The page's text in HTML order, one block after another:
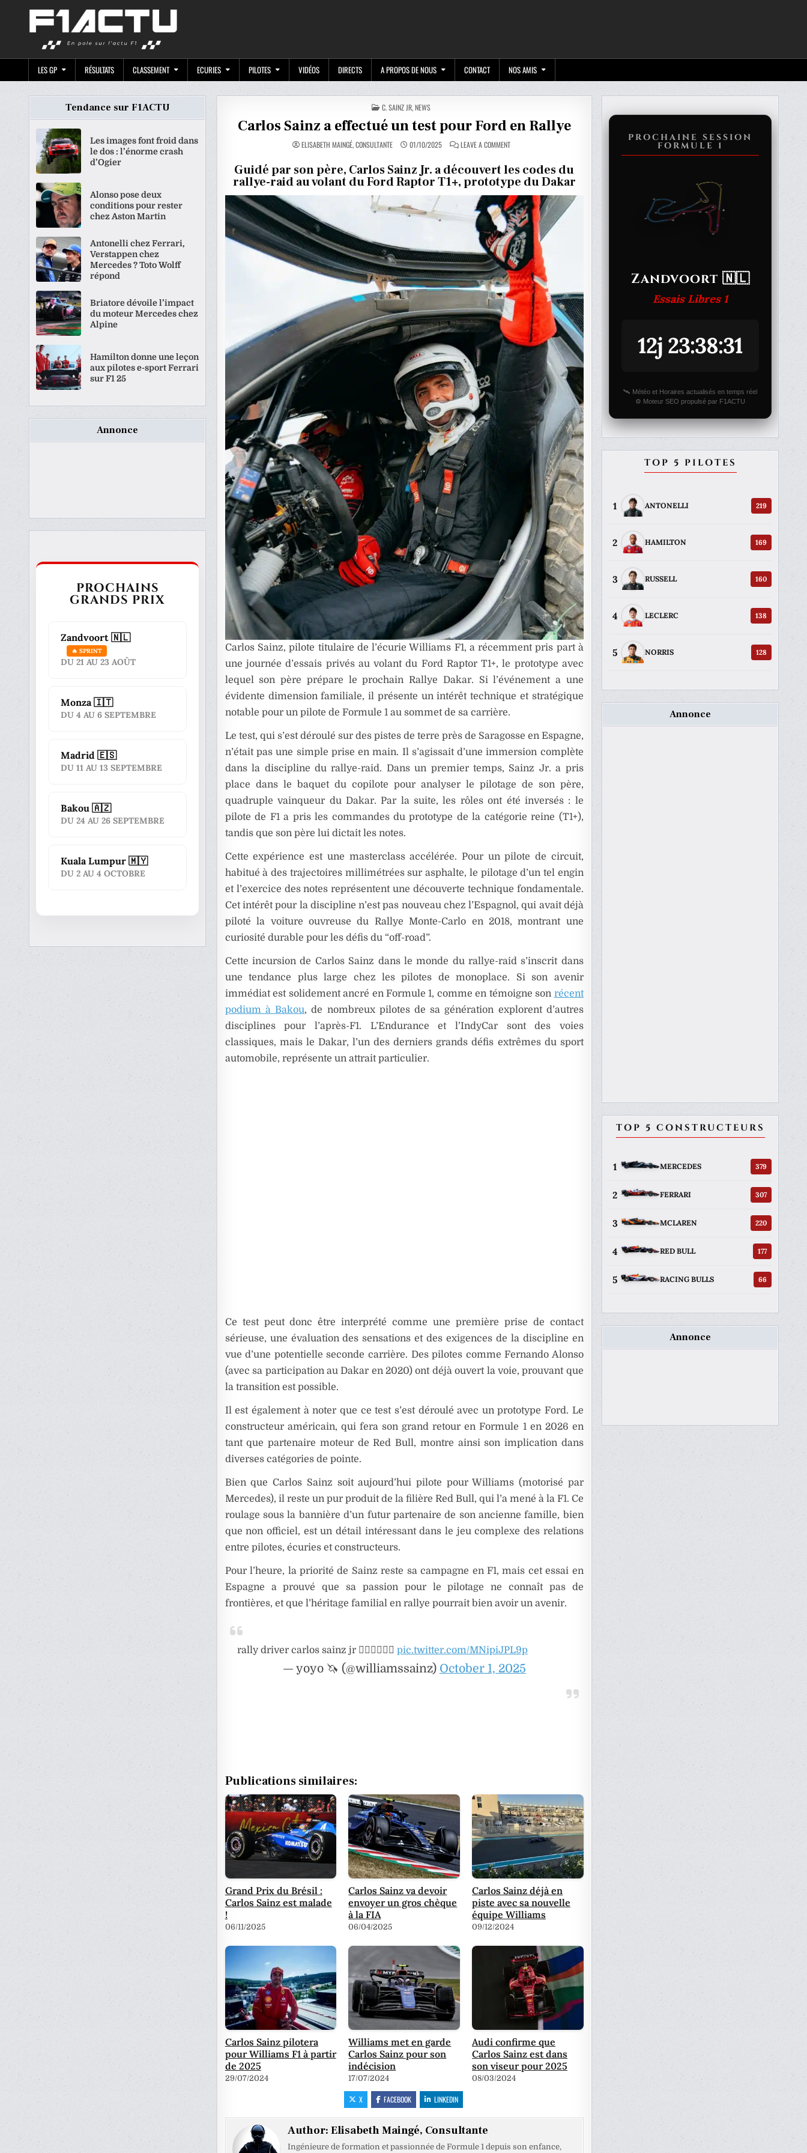
LES GP RÉSULTATS CLASSEMENT ECURIES PILOTES VIDÉOS DIRECTS A PROPOS DE NOUS CONTACT NOS AMIS
POSTED
IN
C. SAINZ JR,NEWS
Carlos Sainz a effectué un test pour Ford en Rallye
ELISABETH MAINGÉ, CONSULTANTE 01/10/2025 LEAVE A COMMENTON
CARLOS
A
EFFECTUÉ
UN
TEST
POUR
FORD
EN
RALLYE
Guidé par son père, Carlos Sainz Jr. a découvert les codes du
rallye-raid au volant du Ford Raptor T1+, prototype du Dakar
Carlos Sainz, pilote titulaire de l’écurie Williams F1, a récemment pris part à
une journée d’essais privés au volant du Ford Raptor T1+, le prototype avec
lequel son père prépare le prochain Rallye Dakar. Si l’événement a une
évidente dimension familiale, il présente un intérêt technique et stratégique
notable pour un pilote de Formule 1 au sommet de sa carrière.
Le test, qui s’est déroulé sur des pistes de terre près de Saragosse en Espagne,
n’était pas une simple prise en main. Il s’agissait d’une immersion complète
dans la discipline du rallye-raid. Dans un premier temps, Sainz Jr. a pris
place dans le baquet du copilote pour analyser le pilotage de son père,
quadruple vainqueur du Dakar. Par la suite, les rôles ont été inversés : le
pilote de F1 a pris les commandes du prototype de la catégorie reine (T1+),
tandis que son père lui dictait les notes.
Cette expérience est une masterclass accélérée. Pour un pilote de circuit,
habitué à des trajectoires millimétrées sur asphalte, le pilotage d’un tel engin
et l’exercice des notes représentent une découverte technique fondamentale.
Cet intérêt pour la discipline n’est pas nouveau chez l’Espagnol, qui avait déjà
piloté la voiture ouvreuse du Rallye Monte-Carlo en 2018, montrant une
curiosité durable pour les défis du “off-road”.
Cette incursion de Carlos Sainz dans le monde du rallye-raid s’inscrit dans
une tendance plus large chez les pilotes de monoplace. Si son avenir
immédiat est solidement ancré en Formule 1, comme en témoigne son récent
podium à Bakou, de nombreux pilotes de sa génération explorent d’autres
disciplines pour l’après-F1. L’Endurance et l’IndyCar sont des voies
classiques, mais le Dakar, l’un des derniers grands défis extrêmes du sport
automobile, représente un attrait particulier.
Ce test peut donc être interprété comme une première prise de contact
sérieuse, une évaluation des sensations et des exigences de la discipline en
vue d’une potentielle seconde carrière. Des pilotes comme Fernando Alonso
(avec sa participation au Dakar en 2020) ont déjà ouvert la voie, prouvant que
la transition est possible.
Il est également à noter que ce test s’est déroulé avec un prototype Ford. Le
constructeur américain, qui fera son grand retour en Formule 1 en 2026 en
tant que partenaire moteur de Red Bull, montre ainsi son implication dans
diverses catégories de pointe.
Bien que Carlos Sainz soit aujourd’hui pilote pour Williams (motorisé par
Mercedes), il reste un pur produit de la filière Red Bull, qui l’a mené à la F1. Ce
roulage sous la bannière d’un futur partenaire de son ancienne famille, bien
que non officiel, est un détail intéressant dans le jeu complexe des relations
entre pilotes, écuries et constructeurs.
Pour l’heure, la priorité de Sainz reste sa campagne en F1, mais cet essai en
Espagne a prouvé que sa passion pour le pilotage ne connaît pas de
frontières, et que l’héritage familial en rallye pourrait bien avoir un avenir.
rally driver carlos sainz jr 😮‍💨😮‍💨😮‍💨 pic.twitter.com/MNipiJPL9p
— yoyo 🦄 (@williamssainz) October 1, 2025
Publications similaires:
Grand Prix du Brésil :
Carlos Sainz est malade
!
06/11/2025
Carlos Sainz va devoir
envoyer un gros chèque
à la FIA
06/04/2025
Carlos Sainz déjà en
piste avec sa nouvelle
équipe Williams
09/12/2024
Carlos Sainz pilotera
pour Williams F1 à partir
de 2025
29/07/2024
Williams met en garde
Carlos Sainz pour son
indécision
17/07/2024
Audi confirme que
Carlos Sainz est dans
son viseur pour 2025
08/03/2024
X FACEBOOK LINKEDIN
Author: Elisabeth Maingé, Consultante
Ingénieure de formation et passionnée de Formule 1 depuis son enfance,
Tendance sur F1ACTU
Les images font froid dans
le dos : l’énorme crash
d’Ogier
Alonso pose deux
conditions pour rester
chez Aston Martin
Antonelli chez Ferrari,
Verstappen chez
Mercedes ? Toto Wolff
répond
Briatore dévoile l’impact
du moteur Mercedes chez
Alpine
Hamilton donne une leçon
aux pilotes e-sport Ferrari
sur F1 25
Annonce
PROCHAINS
GRANDS PRIX
Zandvoort 🇳🇱
🔥 SPRINT
DU 21 AU 23 AOÛT
Monza 🇮🇹
DU 4 AU 6 SEPTEMBRE
Madrid 🇪🇸
DU 11 AU 13 SEPTEMBRE
Bakou 🇦🇿
DU 24 AU 26 SEPTEMBRE
Kuala Lumpur 🇲🇾
DU 2 AU 4 OCTOBRE
PROCHAINE SESSION
FORMULE 1
Zandvoort 🇳🇱
Essais Libres 1
12j 23:38:31
🛰️ Météo et Horaires actualisés en temps réel
⚙️ Moteur SEO propulsé par F1ACTU
TOP 5 PILOTES
1 ANTONELLI 219
2 HAMILTON 169
3 RUSSELL 160
4 LECLERC 138
5 NORRIS 128
Annonce
TOP 5 CONSTRUCTEURS
1 MERCEDES 379
2 FERRARI 307
3 MCLAREN 220
4 RED BULL 177
5 RACING BULLS 66
Annonce